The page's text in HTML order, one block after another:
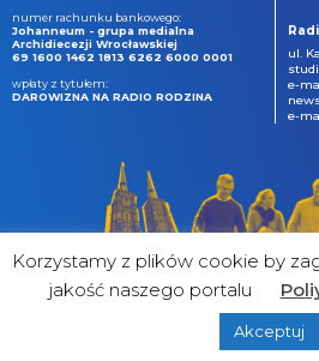
numer rachunku bankowego:
Johanneum - grupa medialna
Archidiecezji Wrocławskiej
69 1600 1462 1813 6262 6000 0001
wpłaty z tytułem:
DAROWIZNA NA RADIO RODZINA
ul.
e-
e-
&
Korzystamy z plików cookie by
jakość naszego portalu
Akceptuj